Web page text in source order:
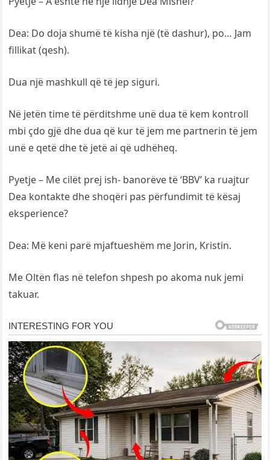
Dea: Do doja shumë të kisha një (të dashur), po… Jam
fillikat (qesh).
Dua një mashkull që të jep siguri.
Në jetën time të përditshme unë dua të kem kontroll
mbi çdo gjë dhe dua që kur të jem me partnerin të jem
unë e qetë dhe të jetë ai që udhëheq.
Pyetje – Me cilët prej ish- banorëve të ‘BBV’ ka ruajtur
Dea kontakte dhe shoqëri pas përfundimit të kësaj
eksperience?
Dea: Më keni parë mjaftueshëm me Jorin, Kristin.
Me Oltën flas në telefon shpesh po akoma nuk jemi
takuar.